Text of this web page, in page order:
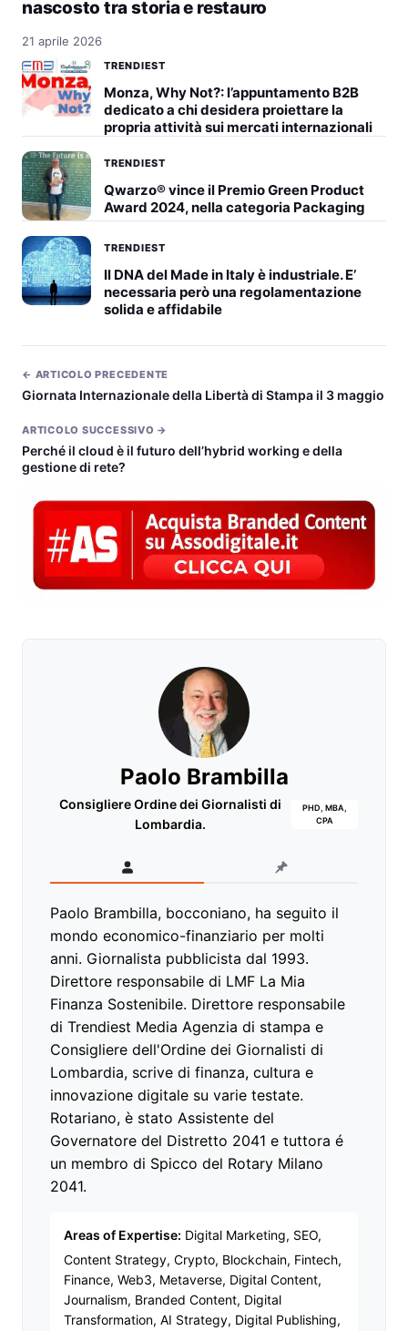
nascosto tra storia e restauro
21 aprile 2026
TRENDIEST
Monza, Why Not?: l’appuntamento B2B
dedicato a chi desidera proiettare la
propria attività sui mercati internazionali
TRENDIEST
Qwarzo® vince il Premio Green Product
Award 2024, nella categoria Packaging
TRENDIEST
Il DNA del Made in Italy è industriale. E’
necessaria però una regolamentazione
solida e affidabile
← ARTICOLO PRECEDENTE
Giornata Internazionale della Libertà di Stampa il 3 maggio
ARTICOLO SUCCESSIVO →
Perché il cloud è il futuro dell’hybrid working e della
gestione di rete?￼
Paolo Brambilla
Consigliere Ordine dei Giornalisti di
Lombardia.
PHD, MBA,
CPA
Paolo Brambilla, bocconiano, ha seguito il
mondo economico-finanziario per molti
anni. Giornalista pubblicista dal 1993.
Direttore responsabile di LMF La Mia
Finanza Sostenibile. Direttore responsabile
di Trendiest Media Agenzia di stampa e
Consigliere dell'Ordine dei Giornalisti di
Lombardia, scrive di finanza, cultura e
innovazione digitale su varie testate.
Rotariano, è stato Assistente del
Governatore del Distretto 2041 e tuttora é
un membro di Spicco del Rotary Milano
2041.
Areas of Expertise: Digital Marketing, SEO,
Content Strategy, Crypto, Blockchain, Fintech,
Finance, Web3, Metaverse, Digital Content,
Journalism, Branded Content, Digital
Transformation, AI Strategy, Digital Publishing,